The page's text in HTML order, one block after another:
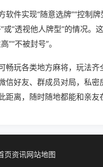
件实现“随意选牌”“控制牌
“透视他人牌型”的情况。
不被封号”。
畅玩各类地方麻将，玩法
信好友、群成员对局，私
离，随时随地都能和亲友
页资讯网站地图